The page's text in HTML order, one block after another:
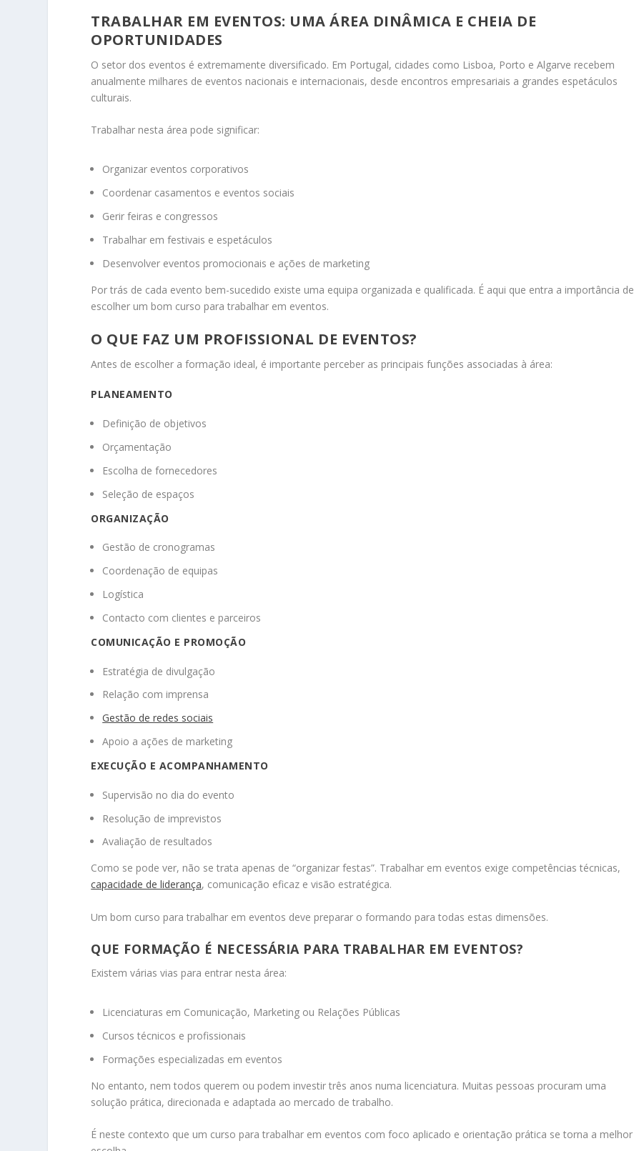
TRABALHAR EM EVENTOS: UMA ÁREA DINÂMICA E CHEIA DE
OPORTUNIDADES
O setor dos eventos é extremamente diversificado. Em Portugal, cidades como Lisboa, Porto e Algarve recebem
anualmente milhares de eventos nacionais e internacionais, desde encontros empresariais a grandes espetáculos
culturais.
Trabalhar nesta área pode significar:
Organizar eventos corporativos
Coordenar casamentos e eventos sociais
Gerir feiras e congressos
Trabalhar em festivais e espetáculos
Desenvolver eventos promocionais e ações de marketing
Por trás de cada evento bem-sucedido existe uma equipa organizada e qualificada. É aqui que entra a importância de
escolher um bom curso para trabalhar em eventos.
O QUE FAZ UM PROFISSIONAL DE EVENTOS?
Antes de escolher a formação ideal, é importante perceber as principais funções associadas à área:
PLANEAMENTO
Definição de objetivos
Orçamentação
Escolha de fornecedores
Seleção de espaços
ORGANIZAÇÃO
Gestão de cronogramas
Coordenação de equipas
Logística
Contacto com clientes e parceiros
COMUNICAÇÃO E PROMOÇÃO
Estratégia de divulgação
Relação com imprensa
Gestão de redes sociais
Apoio a ações de marketing
EXECUÇÃO E ACOMPANHAMENTO
Supervisão no dia do evento
Resolução de imprevistos
Avaliação de resultados
Como se pode ver, não se trata apenas de “organizar festas”. Trabalhar em eventos exige competências técnicas,
capacidade de liderança, comunicação eficaz e visão estratégica.
Um bom curso para trabalhar em eventos deve preparar o formando para todas estas dimensões.
QUE FORMAÇÃO É NECESSÁRIA PARA TRABALHAR EM EVENTOS?
Existem várias vias para entrar nesta área:
Licenciaturas em Comunicação, Marketing ou Relações Públicas
Cursos técnicos e profissionais
Formações especializadas em eventos
No entanto, nem todos querem ou podem investir três anos numa licenciatura. Muitas pessoas procuram uma
solução prática, direcionada e adaptada ao mercado de trabalho.
É neste contexto que um curso para trabalhar em eventos com foco aplicado e orientação prática se torna a melhor